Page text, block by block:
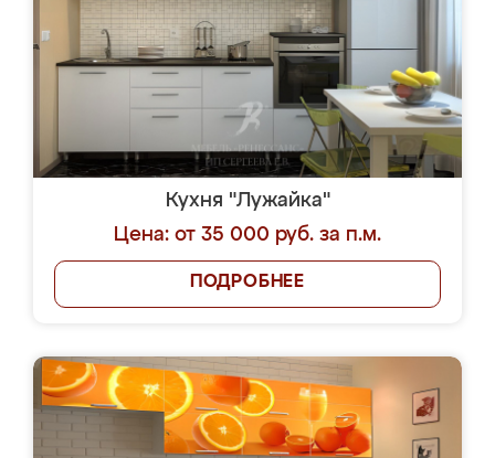
Кухня "Лужайка"
Цена: от 35 000 руб. за п.м.
ПОДРОБНЕЕ